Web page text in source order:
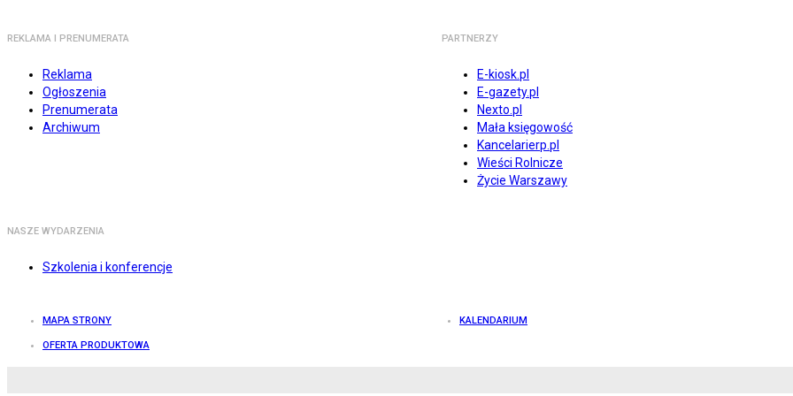
REKLAMA I PRENUMERATA
Reklama
Ogłoszenia
Prenumerata
Archiwum
PARTNERZY
E-kiosk.pl
E-gazety.pl
Nexto.pl
Mała księgowość
Kancelarierp.pl
Wieści Rolnicze
Życie Warszawy
NASZE WYDARZENIA
Szkolenia i konferencje
MAPA STRONY KALENDARIUM
OFERTA PRODUKTOWA